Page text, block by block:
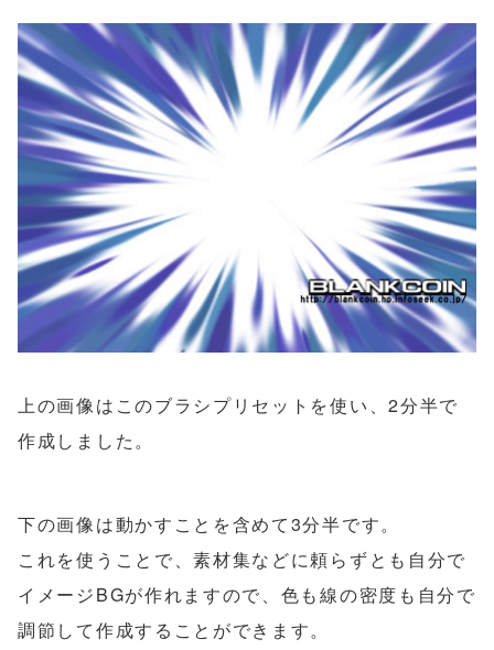
上の画像はこのブラシプリセットを使い、2分半で
作成しました。
下の画像は動かすことを含めて3分半です。
これを使うことで、素材集などに頼らずとも自分で
イメージBGが作れますので、色も線の密度も自分で
調節して作成することができます。